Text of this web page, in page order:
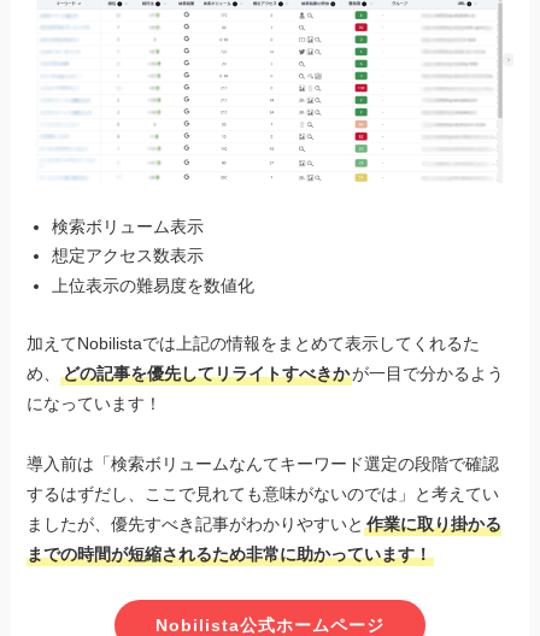
検索ボリューム表示
想定アクセス数表示
上位表示の難易度を数値化
加えてNobilistaでは上記の情報をまとめて表示してくれるた
め、どの記事を優先してリライトすべきかが一目で分かるよう
になっています！
導入前は「検索ボリュームなんてキーワード選定の段階で確認
するはずだし、ここで見れても意味がないのでは」と考えてい
ましたが、優先すべき記事がわかりやすいと作業に取り掛かる
までの時間が短縮されるため非常に助かっています！
Nobilista公式ホームページ